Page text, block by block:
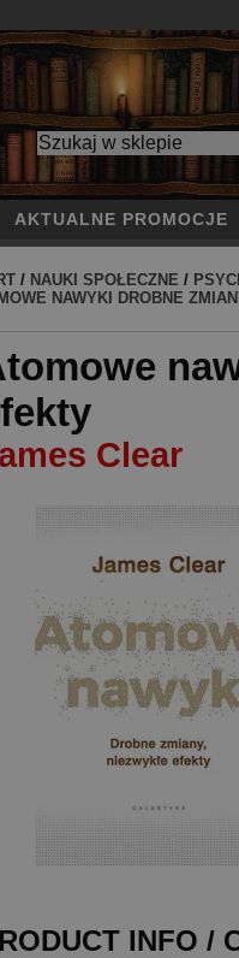
AKTUALNE PROMOCJE
/ NAUKI SPOŁECZNE /
NAWYKI DROBNE
Clear
INFO /